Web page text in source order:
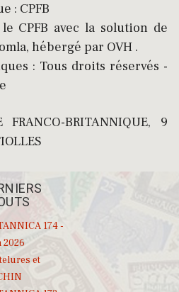
: CPFB
CPFB avec la solution de
hébergé par OVH .
: Tous droits réservés -
FRANCO-BRITANNIQUE, 9
174 -
2026
et